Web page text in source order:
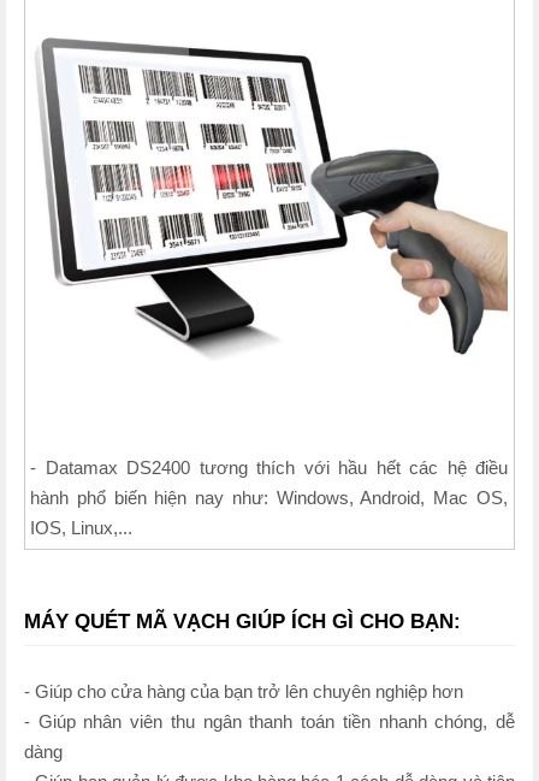
- Datamax DS2400 tương thích với hầu hết các hệ điều
hành phổ biến hiện nay như: Windows, Android, Mac OS,
IOS, Linux,...
MÁY QUÉT MÃ VẠCH GIÚP ÍCH GÌ CHO BẠN:
- Giúp cho cửa hàng của bạn trở lên chuyên nghiệp hơn
- Giúp nhân viên thu ngân thanh toán tiền nhanh chóng, dễ
dàng